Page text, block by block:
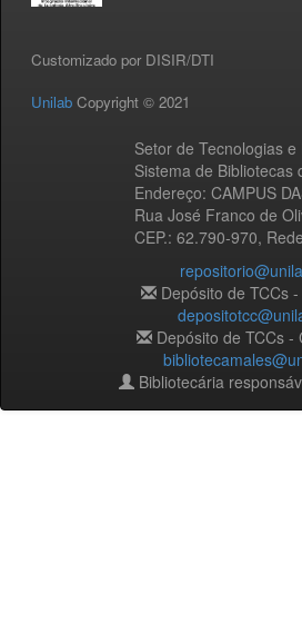
Customizado por DISIR/DTI
Unilab Copyright © 2021
Setor de Tecnologias
Sistema de Bibliotecas
Endereço: CAMPUS
Rua José Franco de
CEP.: 62.790-970,
Depósito de TCCs
Depósito de TCCs -
Bibliotecária